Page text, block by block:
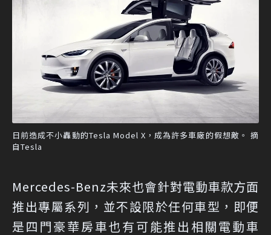
日前造成不小轟動的Tesla Model X，成為許多車廠的假想敵。 摘
自Tesla
Mercedes-Benz未來也會針對電動車款方面
推出專屬系列，並不設限於任何車型，即便
是四門豪華房車也有可能推出相關電動車